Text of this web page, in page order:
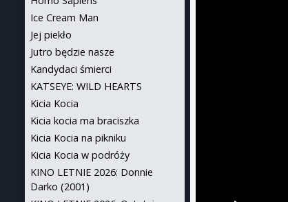
Ice Cream Man
Jej piekło
Jutro będzie nasze
Kandydaci śmierci
KATSEYE: WILD HEARTS
Kicia Kocia
Kicia kocia ma braciszka
Kicia Kocia na pikniku
Kicia Kocia w podróży
KINO LETNIE 2026: Donnie
Darko (2001)